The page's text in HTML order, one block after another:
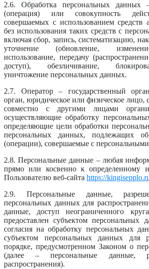
2.6. Обработка персональных данных
(операция) или совокупность
совершаемых с использованием средств
без использования таких средств с
включая сбор, запись, систематизацию,
уточнение (обновление,
использование, передачу
доступ), обезличивание,
уничтожение персональных данных.
2.7. Оператор – государственный
орган, юридическое или физическое лицо,
совместно с другими лицами
осуществляющие обработку
определяющие цели обработки
персональных данных, подлежащих
(операции), совершаемые с
2.8. Персональные данные – любая
прямо или косвенно к определенному
Пользователю веб-сайта https://
2.9. Персональные данные,
персональных данных для
данные, доступ неограниченного
предоставлен субъектом персональных
согласия на обработку персональных
субъектом персональных данных для
порядке, предусмотренном Законом о
(далее – персональные данные,
распространения).